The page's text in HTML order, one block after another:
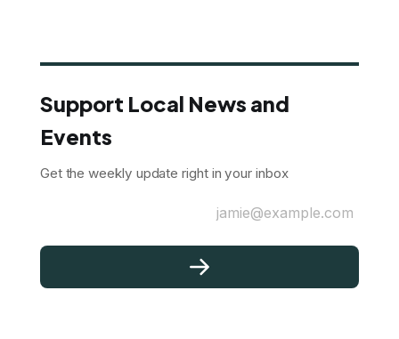
Support Local News and
Events
Get the weekly update right in your inbox
jamie@example.com